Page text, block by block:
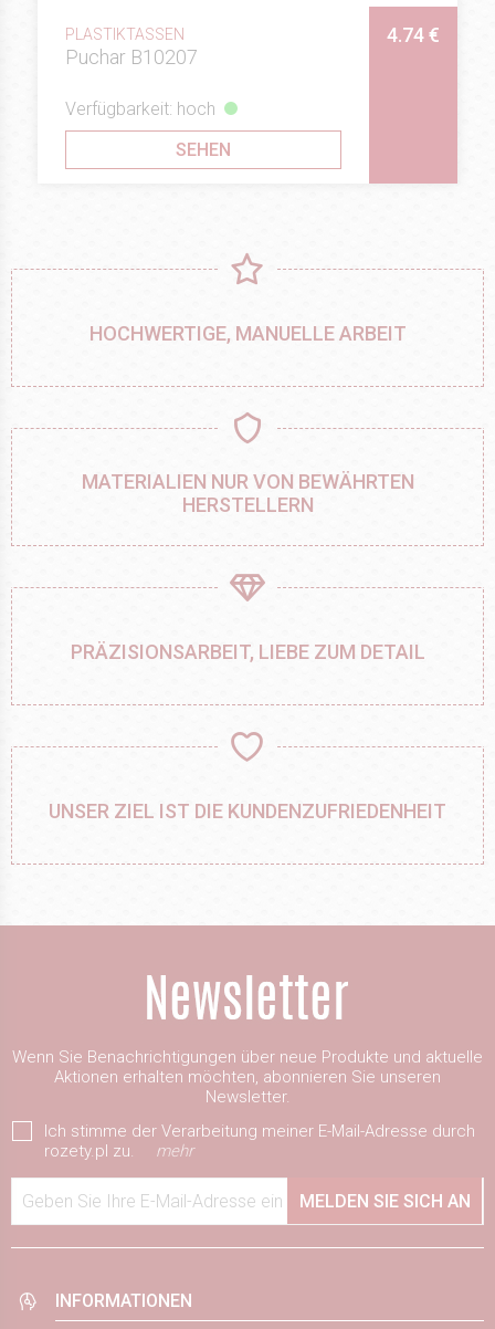
PLASTIKTASSEN
Puchar B10207
4.74 €
Verfügbarkeit: hoch
SEHEN
HOCHWERTIGE, MANUELLE ARBEIT
MATERIALIEN NUR VON BEWÄHRTEN
HERSTELLERN
PRÄZISIONSARBEIT, LIEBE ZUM DETAIL
UNSER ZIEL IST DIE KUNDENZUFRIEDENHEIT
Wenn Sie Benachrichtigungen über neue Produkte und aktuelle
Aktionen erhalten möchten, abonnieren Sie unseren
Newsletter.
Ich stimme der Verarbeitung meiner E-Mail-Adresse durch
rozety.pl zu.
mehr
Geben Sie Ihre E-Mail-Adresse ein MELDEN SIE SICH AN
INFORMATIONEN